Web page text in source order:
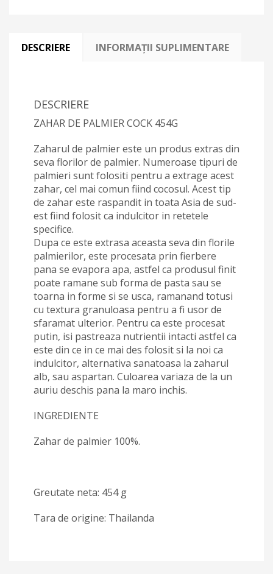
DESCRIERE INFORMAȚII SUPLIMENTARE
DESCRIERE
ZAHAR DE PALMIER COCK 454G
Zaharul de palmier este un produs extras din
seva florilor de palmier. Numeroase tipuri de
palmieri sunt folositi pentru a extrage acest
zahar, cel mai comun fiind cocosul. Acest tip
de zahar este raspandit in toata Asia de sud-
est fiind folosit ca indulcitor in retetele
specifice.
Dupa ce este extrasa aceasta seva din florile
palmierilor, este procesata prin fierbere
pana se evapora apa, astfel ca produsul finit
poate ramane sub forma de pasta sau se
toarna in forme si se usca, ramanand totusi
cu textura granuloasa pentru a fi usor de
sfaramat ulterior. Pentru ca este procesat
putin, isi pastreaza nutrientii intacti astfel ca
este din ce in ce mai des folosit si la noi ca
indulcitor, alternativa sanatoasa la zaharul
alb, sau aspartan. Culoarea variaza de la un
auriu deschis pana la maro inchis.
INGREDIENTE
Zahar de palmier 100%.
Greutate neta: 454 g
Tara de origine: Thailanda